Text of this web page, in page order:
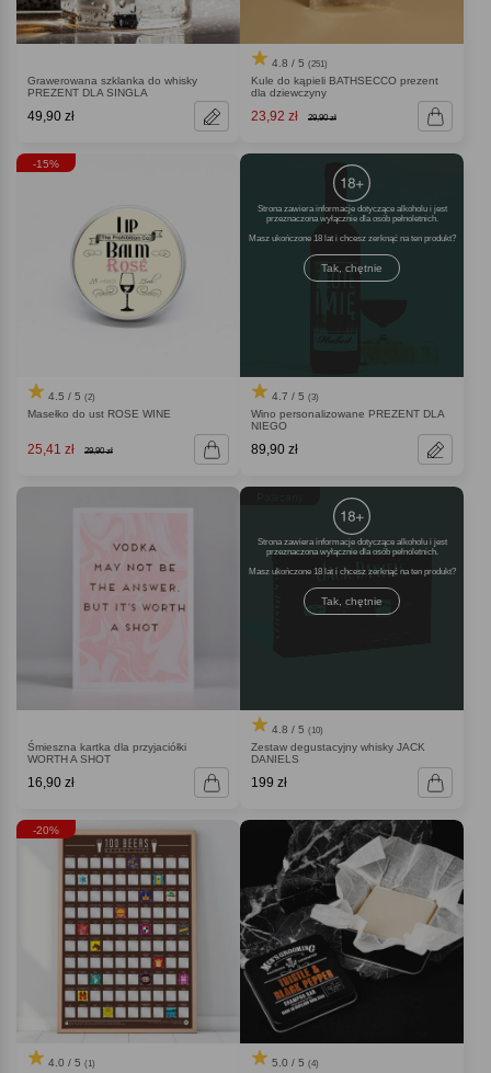
Grawerowana szklanka do whisky
PREZENT DLA SINGLA
49,90 zł
4.8 / 5 (251)
Kule do kąpieli BATHSECCO prezent
dla dziewczyny
23,92 zł 29,90 zł
-15%
4.5 / 5 (2)
Masełko do ust ROSE WINE
25,41 zł 29,90 zł
Strona zawiera informacje dotyczące alkoholu i jest
przeznaczona wyłącznie dla osób pełnoletnich.
Masz ukończone 18 lat i chcesz zerknąć na ten produkt
Tak, chętnie
4.7 / 5 (3)
Wino personalizowane PREZENT DLA
NIEGO
89,90 zł
Śmieszna kartka dla przyjaciółki
WORTH A SHOT
16,90 zł
Strona zawiera informacje dotyczące alkoholu i jest
przeznaczona wyłącznie dla osób pełnoletnich.
Masz ukończone 18 lat i chcesz zerknąć na ten produkt
Tak, chętnie
4.8 / 5 (10)
Zestaw degustacyjny whisky JACK
DANIELS
199 zł
-20%
4.0 / 5 (1) 5.0 / 5 (4)